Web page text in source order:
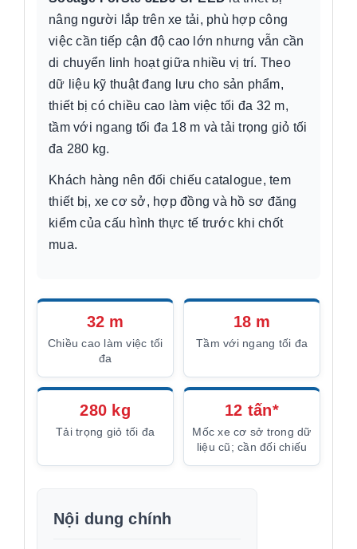
nâng người lắp trên xe tải, phù hợp công
việc cần tiếp cận độ cao lớn nhưng vẫn cần
di chuyển linh hoạt giữa nhiều vị trí. Theo
dữ liệu kỹ thuật đang lưu cho sản phẩm,
thiết bị có chiều cao làm việc tối đa 32 m,
tầm với ngang tối đa 18 m và tải trọng giỏ tối
đa 280 kg.
Khách hàng nên đối chiếu catalogue, tem
thiết bị, xe cơ sở, hợp đồng và hồ sơ đăng
kiểm của cấu hình thực tế trước khi chốt
mua.
32 m
Chiều cao làm việc tối
đa
18 m
Tầm với ngang tối đa
280 kg
Tải trọng giỏ tối đa
12 tấn*
Mốc xe cơ sở trong dữ
liệu cũ; cần đối chiếu
Nội dung chính